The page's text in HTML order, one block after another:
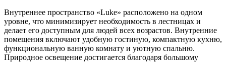
Внутреннее пространство «Luke» расположено на одном
уровне, что минимизирует необходимость в лестницах и
делает его доступным для людей всех возрастов. Внутренние
помещения включают удобную гостиную, компактную кухню,
функциональную ванную комнату и уютную спальню.
Природное освещение достигается благодаря большому